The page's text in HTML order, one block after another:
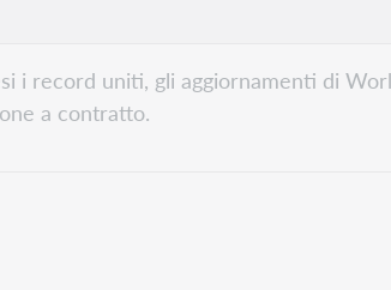
record uniti, gli aggiornamenti di
a contratto.